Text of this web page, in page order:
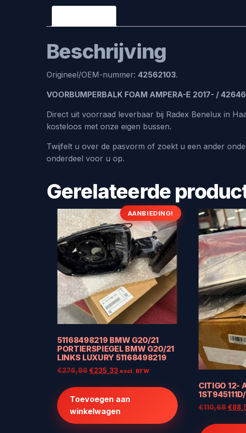
Beschrijving
Origineel/OEM-nummer: 42562103.
VOORBUMPERBALK FOAM AMPERA-E 2017- /
Direct uit voorraad leverbaar bij Radex Benelux in
kosteloos met onze eigen bussen.
Twijfelt u over de pasvorm of zoekt u een ander
onderdeel voor u op.
Gerelateerde
AANBIEDING!
51168498219 BMW G20/21
PORTIERSPIEGEL BMW G20/21
LINKS LUXURY 51168498219
€276,86Oorspronkelijke
€276,86.
€235,33 Huidige
€235,33.
excl. BTW
Toevoegen aan
winkelwagen
CITIGO 12-
€110,68€